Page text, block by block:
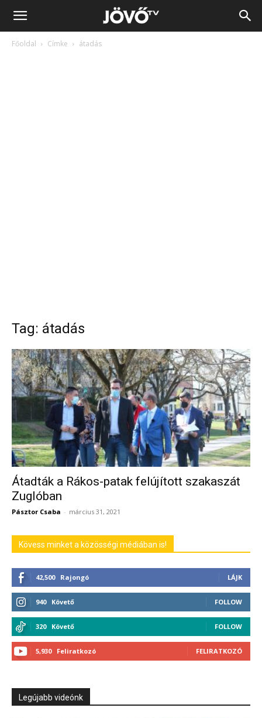
Jövő
Főoldal Címke átadás
Tag: átadás
Átadták a Rákos-patak felújított szakaszát
Zuglóban
Pásztor Csaba - március 31, 2021
Kövess minket a közösségi médiában is!
42,500 Rajongó LÁJK
940 Követő FOLLOW
320 Követő FOLLOW
5,930 Feliratkozó FELIRATKOZÓ
Legújabb videónk